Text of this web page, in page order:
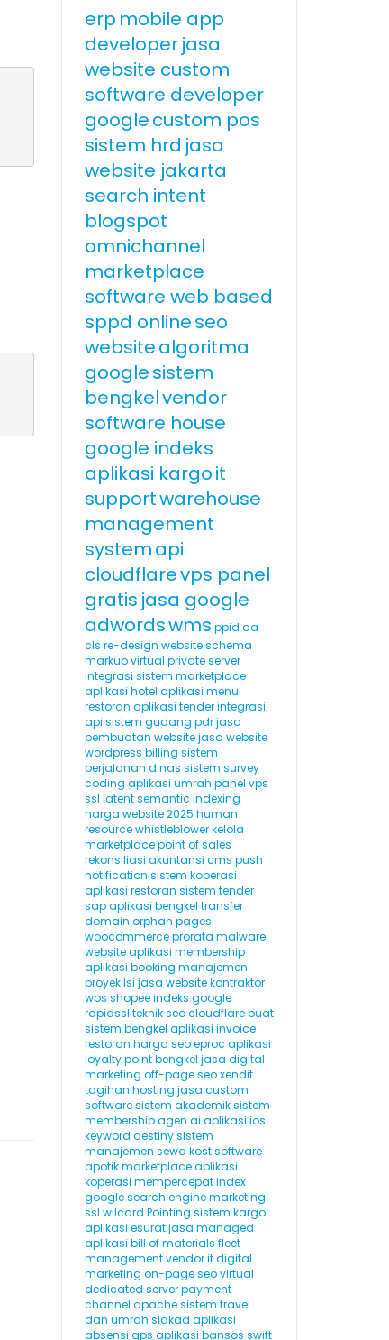
erp mobile app
developerjasa
website custom
software developer
googlecustom pos
sistem hrd jasa
website jakarta
search intent
blogspot
omnichannel
marketplace
software web based
sppd onlineseo
websitealgoritma
googlesistem
bengkelvendor
software house
google indeks
aplikasi kargoit
supportwarehouse
management
systemapi
cloudflarevps panel
gratis jasa google
adwordswms ppid da
cls re-design website schema
markup virtual private server
integrasi sistem marketplace
aplikasi hotel aplikasi menu
restoran aplikasi tender integrasi
api sistem gudang pdr jasa
pembuatan website jasa website
wordpress billing sistem
perjalanan dinas sistem survey
coding aplikasi umrah panel vps
ssl latent semantic indexing
harga website 2025 human
resource whistleblower kelola
marketplace point of sales
rekonsiliasi akuntansi cms push
notification sistem koperasi
aplikasi restoran sistem tender
sap aplikasi bengkel transfer
domain orphan pages
woocommerce prorata malware
website aplikasi membership
aplikasi booking manajemen
proyek lsi jasa website kontraktor
wbs shopee indeks google
rapidssl teknik seo cloudflare buat
sistem bengkel aplikasi invoice
restoran harga seo eproc aplikasi
loyalty point bengkel jasa digital
marketing off-page seo xendit
tagihan hosting jasa custom
software sistem akademik sistem
membership agen ai aplikasi ios
keyword destiny sistem
manajemen sewa kost software
apotik marketplace aplikasi
koperasi mempercepat index
google search engine marketing
ssl wilcard Pointing sistem kargo
aplikasi esurat jasa managed
aplikasi bill of materials fleet
management vendor it digital
marketing on-page seo virtual
dedicated server payment
channel apache sistem travel
dan umrah siakad aplikasi
absensi gps aplikasi bansos swift